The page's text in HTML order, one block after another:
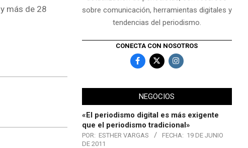
más de 28
sobre comunicación, herramientas digitales y
tendencias del periodismo.
CONECTA CON NOSOTROS
NEGOCIOS
«El periodismo digital es más exigente
que el periodismo tradicional»
POR: ESTHER VARGAS FECHA: 19 DE JUNIO
DE 2011